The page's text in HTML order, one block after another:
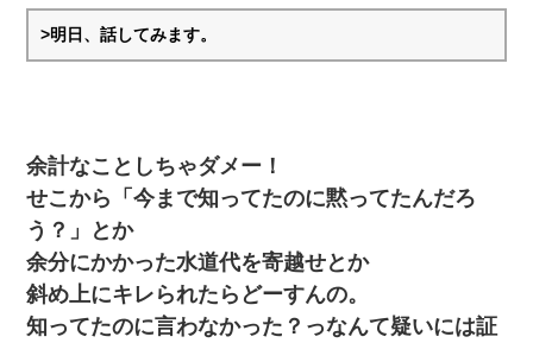
>明日、話してみます。
余計なことしちゃダメー！
せこから「今まで知ってたのに黙ってたんだろ
う？」とか
余分にかかった水道代を寄越せとか
斜め上にキレられたらどーすんの。
知ってたのに言わなかった？っなんて疑いには証